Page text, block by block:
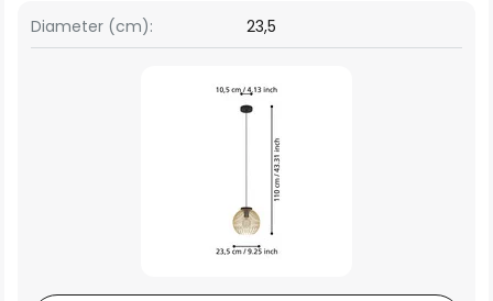
Diameter (cm): 23,5